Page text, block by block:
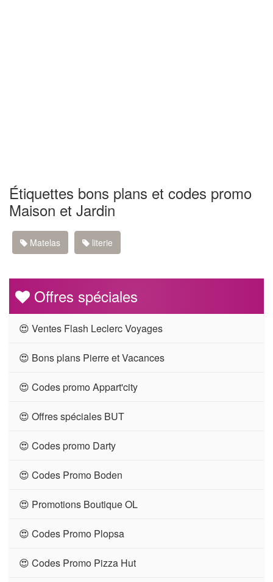
Étiquettes bons plans et codes promo
Maison et Jardin
Matelas literie
Offres spéciales
😍 Ventes Flash Leclerc Voyages
😍 Bons plans Pierre et Vacances
😍 Codes promo Appart'city
😍 Offres spéciales BUT
😍 Codes promo Darty
😍 Codes Promo Boden
😍 Promotions Boutique OL
😍 Codes Promo Plopsa
😍 Codes Promo Pizza Hut